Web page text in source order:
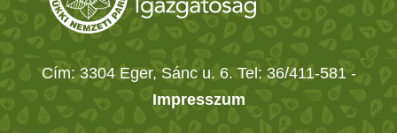
Cím: 3304 Eger, Sánc u. 6. Tel: 36/411-581 -
Impresszum